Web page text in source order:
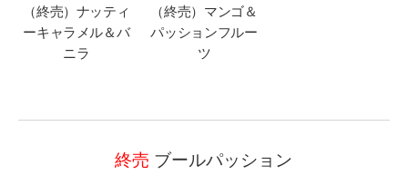
（終売）ナッティ
ーキャラメル＆バ
ニラ
（終売）マンゴ＆
パッションフルー
ツ
終売 ブールパッション